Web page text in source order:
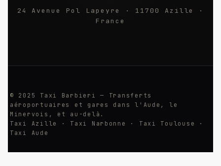
24 Avenue Pol Lapeyre · 11700 Azille ·
France
© 2025 Taxi Barbieri — Transferts
aéroportuaires et gares dans l'Aude, le
Minervois, et au-delà.
Taxi Azille · Taxi Narbonne · Taxi Toulouse ·
Taxi Aude